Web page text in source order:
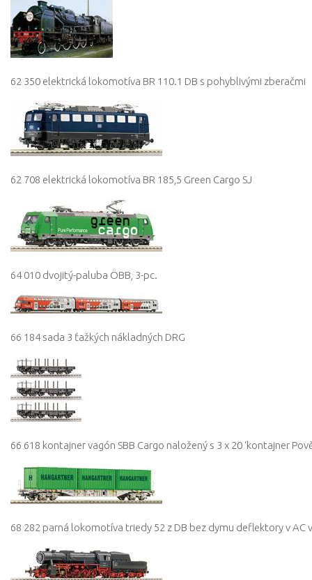
62 350 elektrická lokomotíva BR 110.1 DB s pohyblivými zberačmi
62 708 elektrická lokomotíva BR 185,5 Green Cargo SJ
64 010 dvojitý-paluba ÖBB, 3-pc.
66 184 sada 3 ťažkých nákladných DRG
66 618 kontajner vagón SBB Cargo naložený s 3 x 20 ‘kontajner
68 282 parná lokomotíva triedy 52 z DB bez dymu deflektory v AC